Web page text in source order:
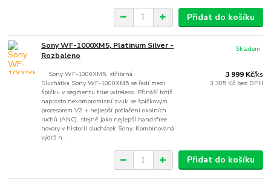
Přidat do košíku
Sony WF-1000XM5, Platinum Silver -
Rozbaleno
Sony WF-1000XM5, stříbrná
Sluchátka Sony WF-1000XM5 se řadí mezi
špičku v segmentu true wireless. Přináší totiž
naprosto nekompromisní zvuk se špičkovým
procesorem V2 + nejlepší potlačení okolních
ruchů (ANC), stejně jako nejlepší handsfree
hovory v historii sluchátek Sony. Kombinovaná
výdrž n...
3 999 Kč/ks
3 305 Kč bez DPH
Skladem
Přidat do košíku